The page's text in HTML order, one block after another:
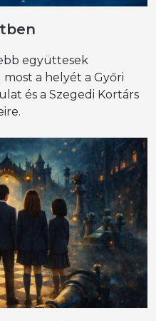
együttesek
a helyét a Győri
és a Szegedi Kortárs